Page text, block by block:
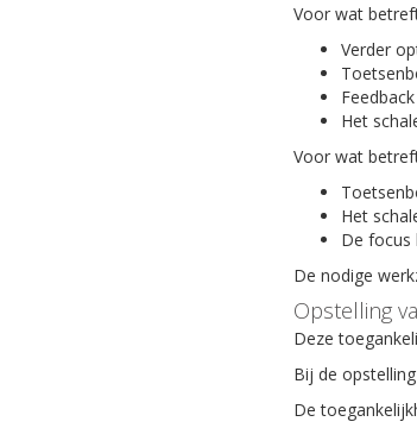
Voor wat
Verder
Het
Voor wat
Het
De
De nodige
Opstelling
Deze
Bij de
De